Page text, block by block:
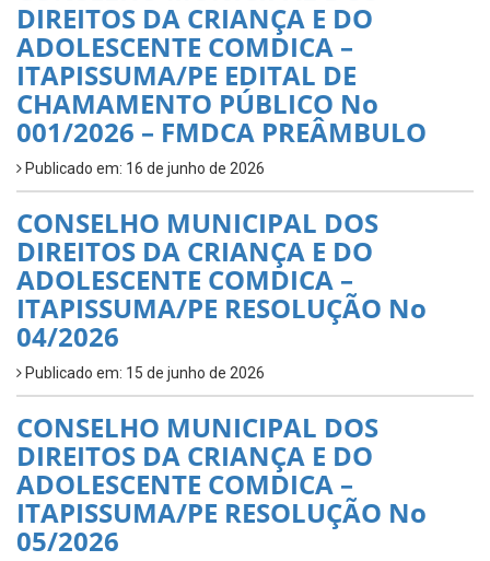
DIREITOS DA CRIANÇA E DO
ADOLESCENTE COMDICA –
ITAPISSUMA/PE EDITAL DE
CHAMAMENTO PÚBLICO No
001/2026 – FMDCA PREÂMBULO
Publicado em: 16 de junho de 2026
CONSELHO MUNICIPAL DOS
DIREITOS DA CRIANÇA E DO
ADOLESCENTE COMDICA –
ITAPISSUMA/PE RESOLUÇÃO No
04/2026
Publicado em: 15 de junho de 2026
CONSELHO MUNICIPAL DOS
DIREITOS DA CRIANÇA E DO
ADOLESCENTE COMDICA –
ITAPISSUMA/PE RESOLUÇÃO No
05/2026